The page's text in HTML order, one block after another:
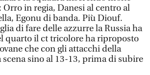
Orro in regia, Danesi al centro al
Egonu di banda. Più Diouf.
di fare delle azzurre la Russia ha
quarto il ct tricolore ha riproposto
che con gli attacchi della
scena sino al 13-13, prima di subire